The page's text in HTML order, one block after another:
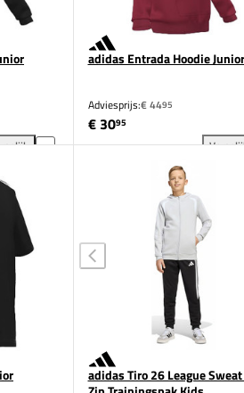
adidas Entrada Hoodie Junior toevoegen aan
adidas Entrada Hoodie Junior
Adviesprijs:€ 4495
€ 3095
adidas Tiro 26 League